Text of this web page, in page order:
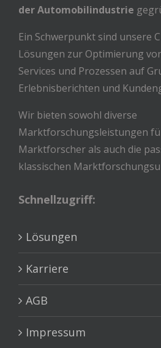
der Automobilindustrie
Ein Schwerpunkt sind unsere
Lösungen zur Optimierung
Services und Prozessen auf
Erlebnisberichten und
Wir bieten sowohl diverse
Marktforschungsleistungen
Marktforscher als auch die
klassischen
Schnellzugriff:
Lösungen
Karriere
AGB
Impressum